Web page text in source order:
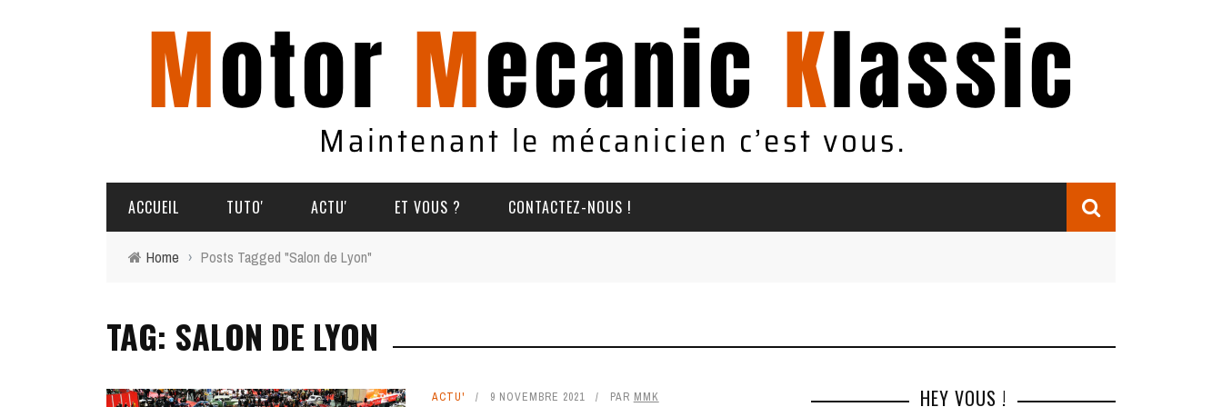
ACCUEIL TUTO'
COMMENT ÇA MARCHE
ACTU' ET VOUS ?
AGENDA
CONTACTEZ-NOUS !
Home › Posts Tagged "Salon de Lyon"
TAG: SALON DE LYON
ACTU' 9 NOVEMBRE 2021 PAR MMK HEY VOUS !